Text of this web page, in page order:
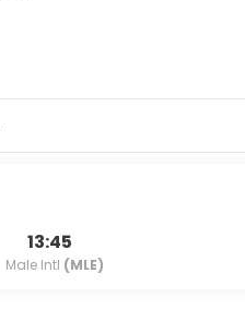
13:45
Male Intl (MLE)